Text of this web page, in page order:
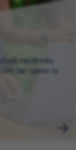
recibirás
tal como lo